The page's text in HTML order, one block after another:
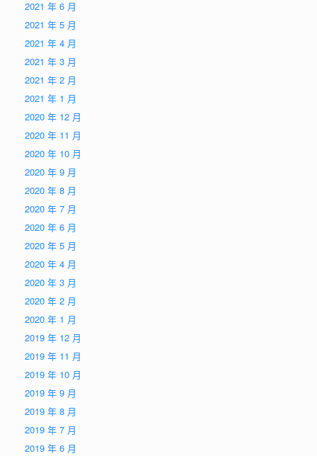
2021 年 6 月
2021 年 5 月
2021 年 4 月
2021 年 3 月
2021 年 2 月
2021 年 1 月
2020 年 12 月
2020 年 11 月
2020 年 10 月
2020 年 9 月
2020 年 8 月
2020 年 7 月
2020 年 6 月
2020 年 5 月
2020 年 4 月
2020 年 3 月
2020 年 2 月
2020 年 1 月
2019 年 12 月
2019 年 11 月
2019 年 10 月
2019 年 9 月
2019 年 8 月
2019 年 7 月
2019 年 6 月